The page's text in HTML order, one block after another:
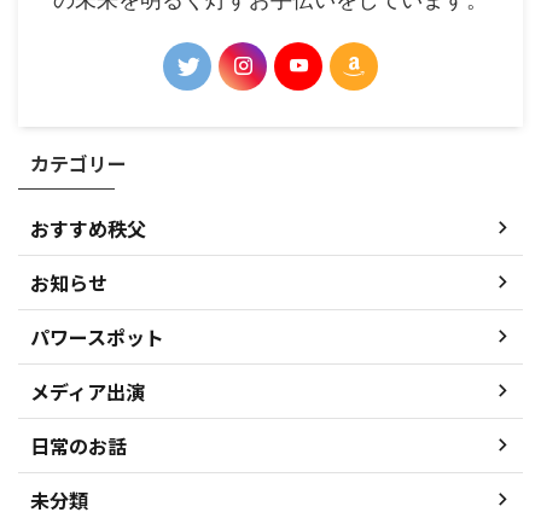
カテゴリー
おすすめ秩父
お知らせ
パワースポット
メディア出演
日常のお話
未分類